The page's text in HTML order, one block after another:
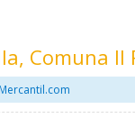
Comuna II